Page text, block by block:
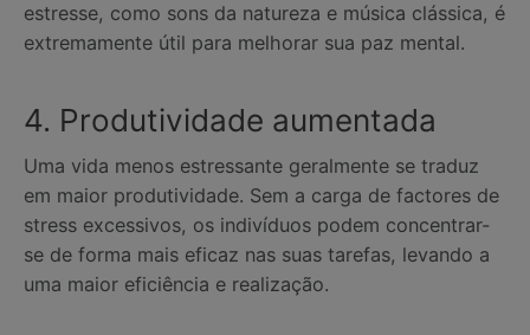
estresse, como sons da natureza e música clássica, é
extremamente útil para melhorar sua paz mental.
4. Produtividade aumentada
Uma vida menos estressante geralmente se traduz
em maior produtividade. Sem a carga de factores de
stress excessivos, os indivíduos podem concentrar-
se de forma mais eficaz nas suas tarefas, levando a
uma maior eficiência e realização.